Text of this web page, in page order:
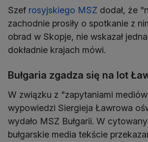
Szef rosyjskiego MSZ dodał, że
zachodnie prosiły o spotkanie z
obrad w Skopje, nie wskazał
dokładnie krajach mówi.
Bułgaria zgadza się na lot
W związku z "zapytaniami
wypowiedzi Siergieja Ławrowa
wydało MSZ Bułgarii. W
bułgarskie media tekście